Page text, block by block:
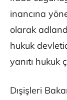
inancına
olarak
hukuk
yanıtı hukuk
Dışişleri